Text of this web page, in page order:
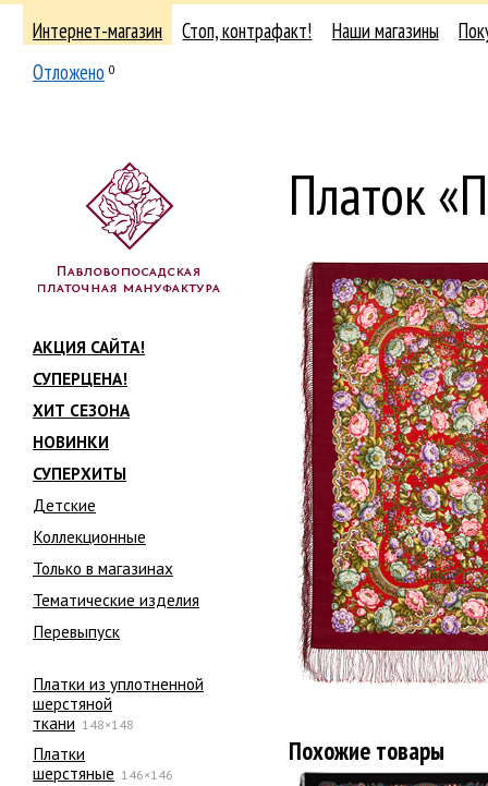
Интернет-магазин Стоп, контрафакт! Наши магазины
Отложено 0
АКЦИЯ САЙТА!
СУПЕРЦЕНА!
ХИТ СЕЗОНА
НОВИНКИ
СУПЕРХИТЫ
Детские
Коллекционные
Только в магазинах
Тематические изделия
Перевыпуск
Платки из уплотненной
шерстяной
ткани 148×148
Платки
шерстяные 146×146
Платок
Похожие товары